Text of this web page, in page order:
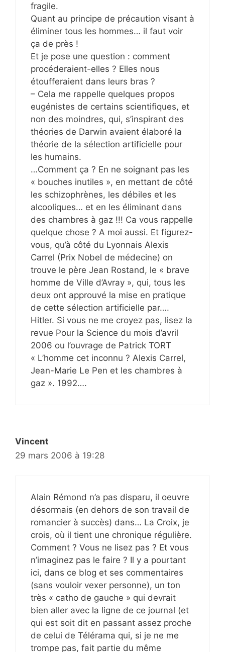
fragile.
Quant au principe de précaution visant à
éliminer tous les hommes… il faut voir
ça de près !
Et je pose une question : comment
procéderaient-elles ? Elles nous
étoufferaient dans leurs bras ?
– Cela me rappelle quelques propos
eugénistes de certains scientifiques, et
non des moindres, qui, s’inspirant des
théories de Darwin avaient élaboré la
théorie de la sélection artificielle pour
les humains.
…Comment ça ? En ne soignant pas les
« bouches inutiles », en mettant de côté
les schizophrènes, les débiles et les
alcooliques… et en les éliminant dans
des chambres à gaz !!! Ca vous rappelle
quelque chose ? A moi aussi. Et figurez-
vous, qu’à côté du Lyonnais Alexis
Carrel (Prix Nobel de médecine) on
trouve le père Jean Rostand, le « brave
homme de Ville d’Avray », qui, tous les
deux ont approuvé la mise en pratique
de cette sélection artificielle par….
Hitler. Si vous ne me croyez pas, lisez la
revue Pour la Science du mois d’avril
2006 ou l’ouvrage de Patrick TORT
« L’homme cet inconnu ? Alexis Carrel,
Jean-Marie Le Pen et les chambres à
gaz ». 1992….
Vincent
29 mars 2006 à 19:28
Alain Rémond n’a pas disparu, il oeuvre
désormais (en dehors de son travail de
romancier à succès) dans… La Croix, je
crois, où il tient une chronique régulière.
Comment ? Vous ne lisez pas ? Et vous
n’imaginez pas le faire ? Il y a pourtant
ici, dans ce blog et ses commentaires
(sans vouloir vexer personne), un ton
très « catho de gauche » qui devrait
bien aller avec la ligne de ce journal (et
qui est soit dit en passant assez proche
de celui de Télérama qui, si je ne me
trompe pas, fait partie du même